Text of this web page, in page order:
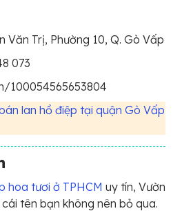
Văn Trị, Phường 10, Q. Gò Vấp
073
100054565653804
lan hồ điệp tại quận Gò Vấp
hoa tươi ở TPHCM uy tín, Vườn
tên bạn không nên bỏ qua.